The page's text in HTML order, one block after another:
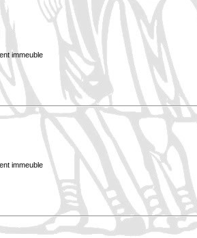
immeuble
immeuble